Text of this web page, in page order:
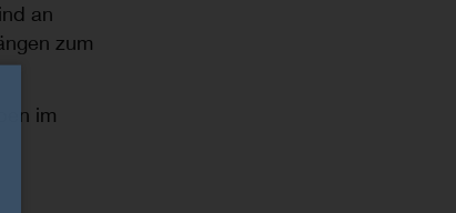
an
zum
im